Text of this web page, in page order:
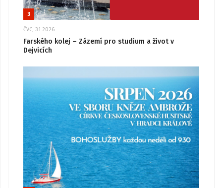
3
ČVC, 31 2026
Farského kolej – Zázemí pro studium a život v
Dejvicích